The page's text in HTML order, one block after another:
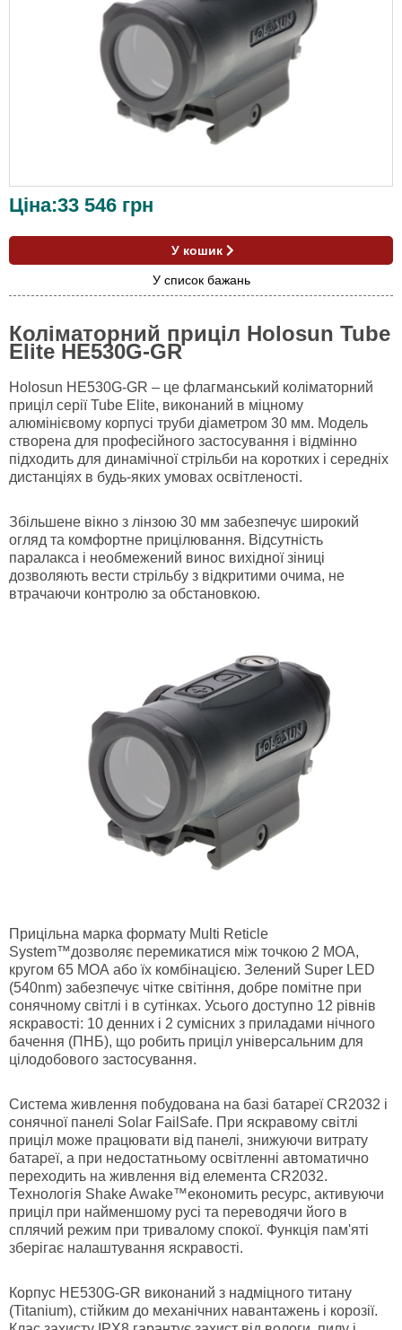
Ціна:33 546 грн
У кошик
У список бажань
Коліматорний приціл Holosun Tube
Elite HE530G-GR
Holosun HE530G-GR – це флагманський коліматорний
приціл серії Tube Elite, виконаний в міцному
алюмінієвому корпусі труби діаметром 30 мм. Модель
створена для професійного застосування і відмінно
підходить для динамічної стрільби на коротких і середніх
дистанціях в будь-яких умовах освітленості.
Збільшене вікно з лінзою 30 мм забезпечує широкий
огляд та комфортне прицілювання. Відсутність
паралакса і необмежений винос вихідної зіниці
дозволяють вести стрільбу з відкритими очима, не
втрачаючи контролю за обстановкою.
Прицільна марка формату Multi Reticle
System™дозволяє перемикатися між точкою 2 МОА,
кругом 65 МОА або їх комбінацією. Зелений Super LED
(540nm) забезпечує чітке світіння, добре помітне при
сонячному світлі і в сутінках. Усього доступно 12 рівнів
яскравості: 10 денних і 2 сумісних з приладами нічного
бачення (ПНБ), що робить приціл універсальним для
цілодобового застосування.
Система живлення побудована на базі батареї CR2032 і
сонячної панелі Solar FailSafe. При яскравому світлі
приціл може працювати від панелі, знижуючи витрату
батареї, а при недостатньому освітленні автоматично
переходить на живлення від елемента CR2032.
Технологія Shake Awake™економить ресурс, активуючи
приціл при найменшому русі та переводячи його в
сплячий режим при тривалому спокої. Функція пам'яті
зберігає налаштування яскравості.
Корпус HE530G-GR виконаний з надміцного титану
(Titanium), стійким до механічних навантажень і корозії.